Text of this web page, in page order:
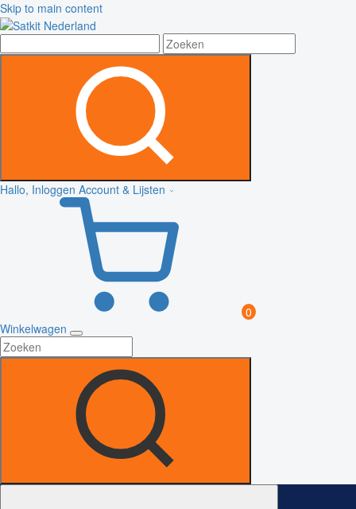
Skip to main content
Hallo, Inloggen Account & Lijsten
0
Winkelwagen